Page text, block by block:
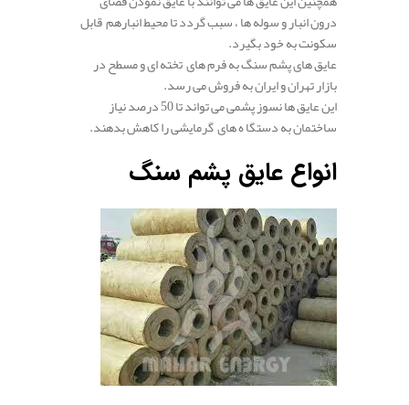
درون انبار و سوله ها ، سبب گردد تا محیط انبارهم قابل
سکونت به خود بگیرد.
عایق های پشم سنگ به فرم های تخته ای و مسطح در
بازار تهران و ایران به فروش می رسد.
این عایق ها نسوز پشمی می تواند تا 50 درصد نیاز
ساختمان به دستگا ه های گرمایشی را کاهش بدهند.
انواع عایق پشم سنگ